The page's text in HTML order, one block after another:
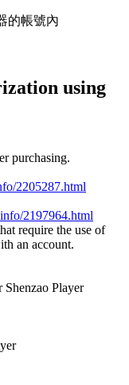
的帳號內
using
purchasing.
2205287.html
2197964.html
require the use of
an account.
Player